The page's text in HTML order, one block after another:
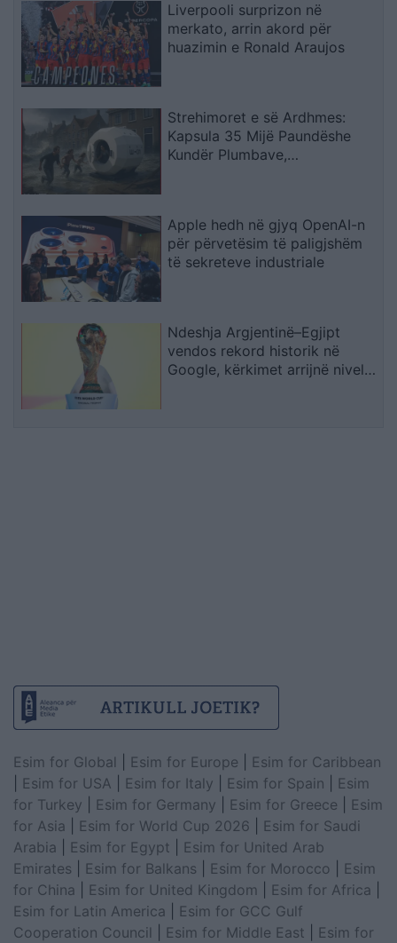
Liverpooli surprizon në
merkato, arrin akord për
huazimin e Ronald Araujos
Strehimoret e së Ardhmes:
Kapsula 35 Mijë Paundëshe
Kundër Plumbave,
Apple hedh në gjyq OpenAI-n
për përvetësim të paligjshëm
të sekreteve industriale
Ndeshja Argjentinë–Egjipt
vendos rekord historik në
Google, kërkimet arrijnë nivele
Esim for Global Esim for Europe
Esim for Caribbean
Esim for USA Esim for Italy Esim for Spain
Esim
for Turkey
Esim for Germany Esim for Greece
Esim
for Asia
Esim for World Cup 2026
Esim for Saudi
Arabia
Esim for Egypt
Esim for United Arab
Emirates
Esim for Balkans Esim for Morocco
Esim
for China
Esim for United Kingdom Esim for Africa
Esim for Latin America
Esim for GCC Gulf
Cooperation Council
Esim for Middle East
Esim for